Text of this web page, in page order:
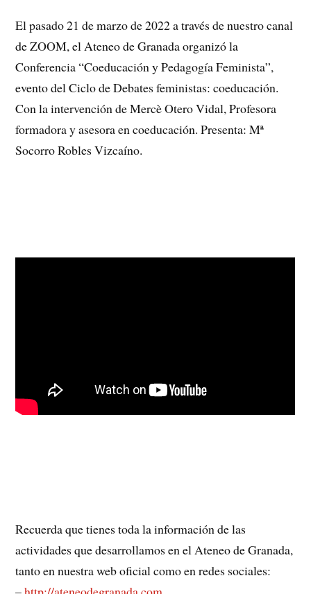
El pasado 21 de marzo de 2022 a través de nuestro canal
de ZOOM, el Ateneo de Granada organizó la
Conferencia “Coeducación y Pedagogía Feminista”,
evento del Ciclo de Debates feministas: coeducación.
Con la intervención de Mercè Otero Vidal, Profesora
formadora y asesora en coeducación. Presenta: Mª
Socorro Robles Vizcaíno.
Recuerda que tienes toda la información de las
actividades que desarrollamos en el Ateneo de Granada,
tanto en nuestra web oficial como en redes sociales: